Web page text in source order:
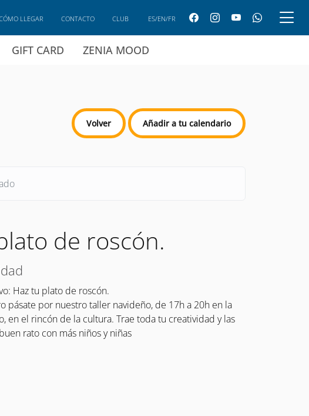
GIFT CARD ZENIA MOOD
LLEGAR CONTACTO CLUB ES/EN/FR
Volver Añadir a tu calendario
de roscón.
Haz tu plato de roscón.
pásate por nuestro taller navideño, de 17h a 20h en la
en el rincón de la cultura. Trae toda tu creatividad y las
rato con más niños y niñas